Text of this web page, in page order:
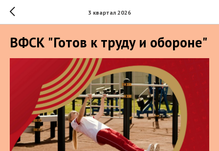
3 квартал 2026
ВФСК "Готов к труду и обороне"